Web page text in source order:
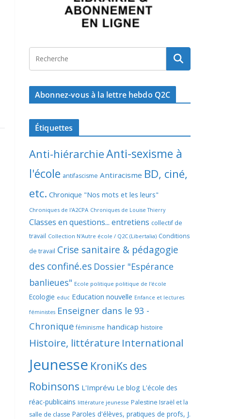
Abonnez-vous à la lettre hebdo Q2C
Étiquettes
Anti-hiérarchieAnti-sexisme à
l'école antifascisme Antiracisme BD, ciné,
etc. Chronique "Nos mots et les leurs"
Chroniques de l'A2CPA Chroniques de Louise Thierry
Classes en questions... entretiens collectif de
travail Collection N'Autre école / Q2C (Libertalia) Conditions
de travail Crise sanitaire & pédagogie
des confiné.es Dossier "Espérance
banlieues" Ecole politique politique de l'école
Ecologie educ Education nouvelle Enfance et lectures
féministes Enseigner dans le 93 -
Chronique féminisme handicap histoire
Histoire, littérature International
Jeunesse KroniKs des
Robinsons L'Imprévu Le blog L'école des
réac-publicains littérature jeunesse Palestine Israël et la
salle de classe Paroles d'élèves, pratiques de profs, J.